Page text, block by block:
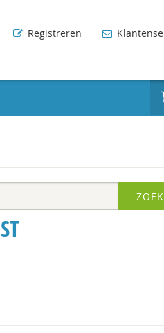
Registreren